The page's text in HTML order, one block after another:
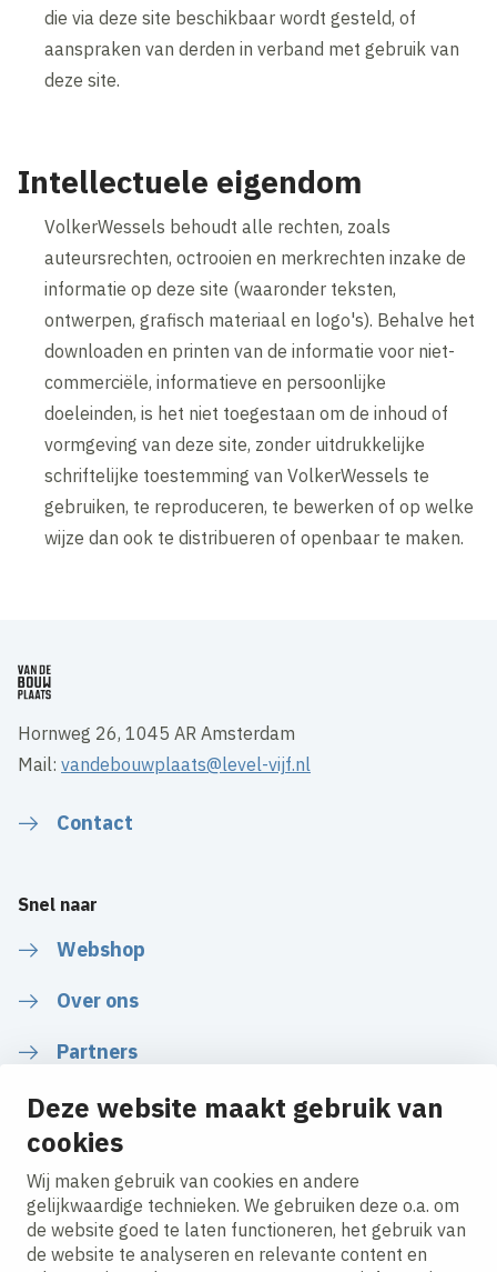
Deze website maakt gebruik van
cookies
Wij maken gebruik van cookies en andere
gelijkwaardige technieken. We gebruiken deze o.a. om
de website goed te laten functioneren, het gebruik van
de website te analyseren en relevante content en
die via deze site beschikbaar wordt gesteld, of
aanspraken van derden in verband met gebruik van
deze site.
Intellectuele eigendom
VolkerWessels behoudt alle rechten, zoals
auteursrechten, octrooien en merkrechten inzake de
informatie op deze site (waaronder teksten,
ontwerpen, grafisch materiaal en logo's). Behalve het
downloaden en printen van de informatie voor niet-
commerciële, informatieve en persoonlijke
doeleinden, is het niet toegestaan om de inhoud of
vormgeving van deze site, zonder uitdrukkelijke
schriftelijke toestemming van VolkerWessels te
gebruiken, te reproduceren, te bewerken of op welke
wijze dan ook te distribueren of openbaar te maken.
Hornweg 26, 1045 AR Amsterdam
Mail:vandebouwplaats@level-vijf.nl
Contact
Snel naar
Webshop
Over ons
Partners
Nieuws
Volg ons